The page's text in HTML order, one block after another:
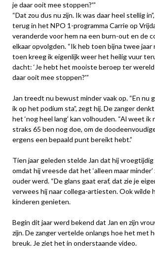
je daar ooit mee stoppen?'”
“Dat zou dus nu zijn. Ik was daar heel stellig
terug in het NPO 1-programma Carrie op
veranderde voor hem na een burn-out en de
elkaar opvolgden. “Ik heb toen bijna twee jaar
toen kreeg ik eigenlijk weer het heilig vuur
dacht: ‘Je hebt het mooiste beroep ter
daar ooit mee stoppen?'”
Jan treedt nu bewust minder vaak op. “En nu
ik op het podium sta”, zegt hij. De zanger
het ‘nog heel lang’ kan volhouden. “Al weet
straks 65 ben nog doe, om de
ergens een bepaald punt bereikt hebt.”
Tien jaar geleden stelde Jan dat hij
omdat hij vreesde dat het ‘alleen maar
ouder werd. “De glans gaat eraf, dat zie je
verwees hij naar collega-artiesten. Ook wilde
kinderen genieten.
Begin dit jaar werd bekend dat Jan en zijn
zijn. De zanger vertelde onlangs hoe het met
breuk. Je ziet het in onderstaande video.